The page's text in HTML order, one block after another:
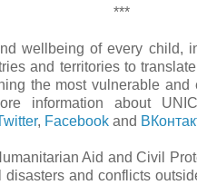
***
wellbeing of every child,
and territories to
the most vulnerable
information about
, Facebook and
Aid and Civil
disasters and conflicts